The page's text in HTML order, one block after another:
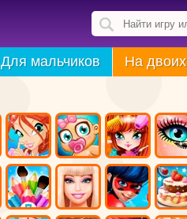
Для мальчиков На двоих